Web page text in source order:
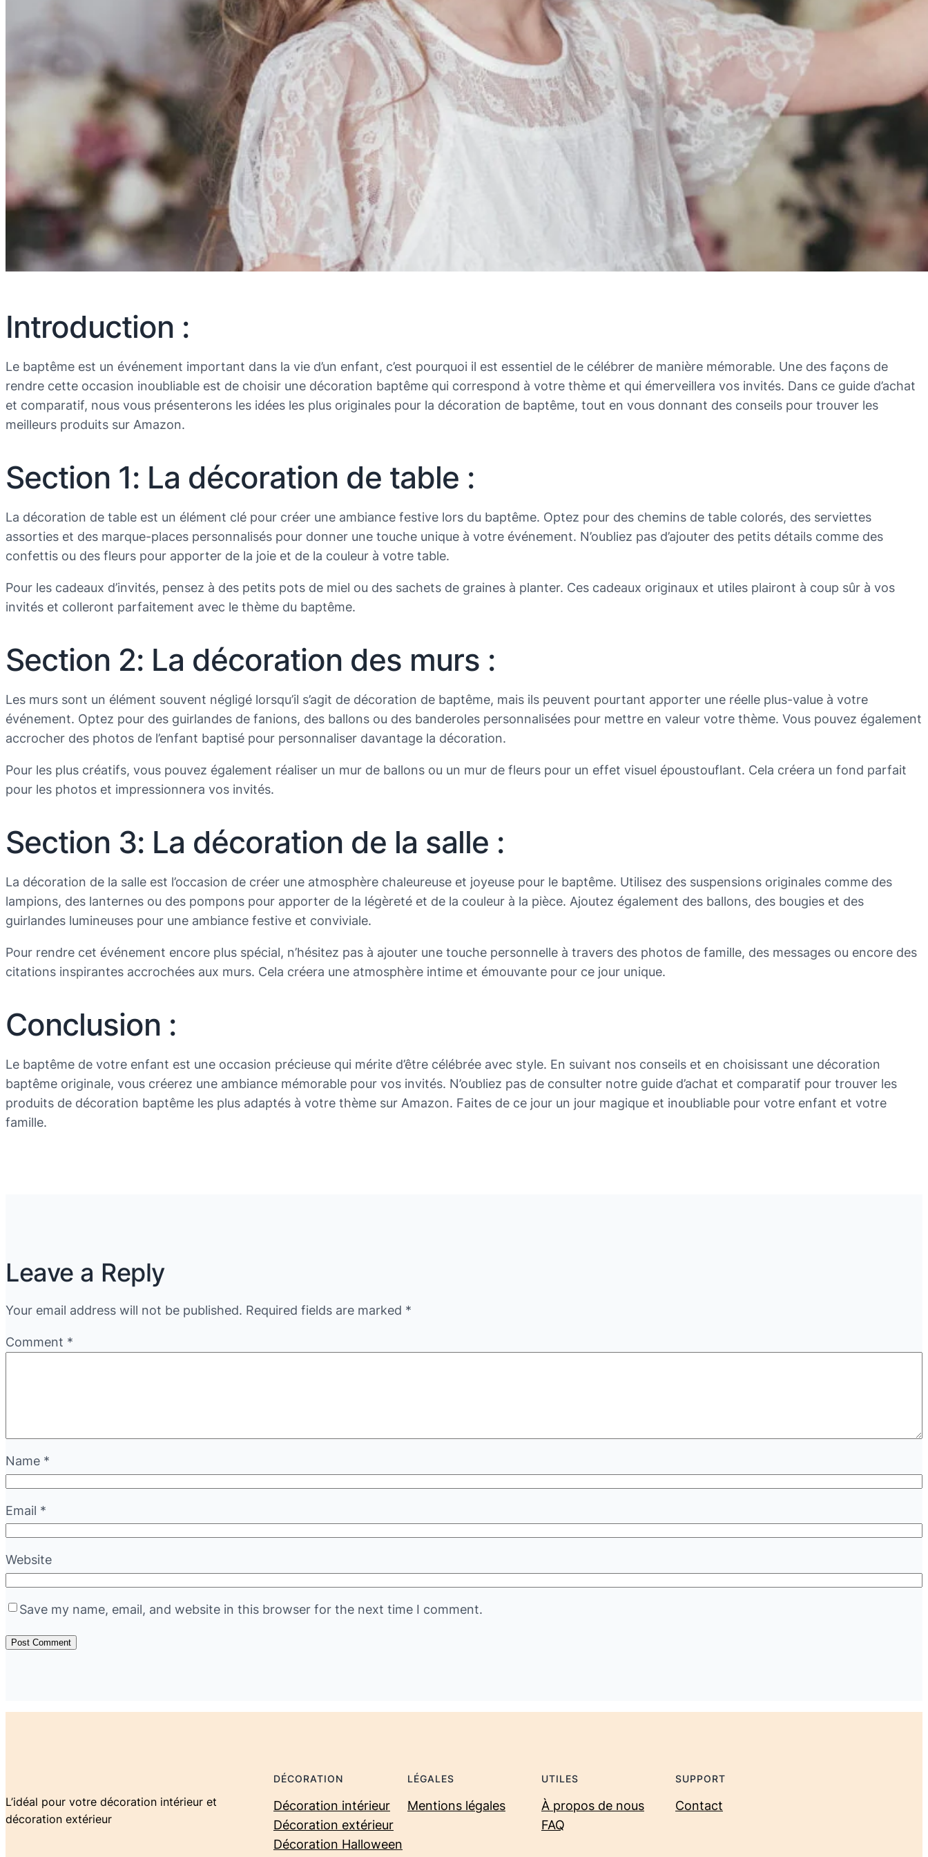
Introduction :
Le baptême est un événement important dans la vie d’un enfant, c’est pourquoi il est essentiel de le célébrer de manière mémorable. Une des façons de
rendre cette occasion inoubliable est de choisir une décoration baptême qui correspond à votre thème et qui émerveillera vos invités. Dans ce guide d’achat
et comparatif, nous vous présenterons les idées les plus originales pour la décoration de baptême, tout en vous donnant des conseils pour trouver les
meilleurs produits sur Amazon.
Section 1: La décoration de table :
La décoration de table est un élément clé pour créer une ambiance festive lors du baptême. Optez pour des chemins de table colorés, des serviettes
assorties et des marque-places personnalisés pour donner une touche unique à votre événement. N’oubliez pas d’ajouter des petits détails comme des
confettis ou des fleurs pour apporter de la joie et de la couleur à votre table.
Pour les cadeaux d’invités, pensez à des petits pots de miel ou des sachets de graines à planter. Ces cadeaux originaux et utiles plairont à coup sûr à vos
invités et colleront parfaitement avec le thème du baptême.
Section 2: La décoration des murs :
Les murs sont un élément souvent négligé lorsqu’il s’agit de décoration de baptême, mais ils peuvent pourtant apporter une réelle plus-value à votre
événement. Optez pour des guirlandes de fanions, des ballons ou des banderoles personnalisées pour mettre en valeur votre thème. Vous pouvez également
accrocher des photos de l’enfant baptisé pour personnaliser davantage la décoration.
Pour les plus créatifs, vous pouvez également réaliser un mur de ballons ou un mur de fleurs pour un effet visuel époustouflant. Cela créera un fond parfait
pour les photos et impressionnera vos invités.
Section 3: La décoration de la salle :
La décoration de la salle est l’occasion de créer une atmosphère chaleureuse et joyeuse pour le baptême. Utilisez des suspensions originales comme des
lampions, des lanternes ou des pompons pour apporter de la légèreté et de la couleur à la pièce. Ajoutez également des ballons, des bougies et des
guirlandes lumineuses pour une ambiance festive et conviviale.
Pour rendre cet événement encore plus spécial, n’hésitez pas à ajouter une touche personnelle à travers des photos de famille, des messages ou encore des
citations inspirantes accrochées aux murs. Cela créera une atmosphère intime et émouvante pour ce jour unique.
Conclusion :
Le baptême de votre enfant est une occasion précieuse qui mérite d’être célébrée avec style. En suivant nos conseils et en choisissant une décoration
baptême originale, vous créerez une ambiance mémorable pour vos invités. N’oubliez pas de consulter notre guide d’achat et comparatif pour trouver les
produits de décoration baptême les plus adaptés à votre thème sur Amazon. Faites de ce jour un jour magique et inoubliable pour votre enfant et votre
famille.
Leave a Reply
Your email address will not be published. Required fields are marked *
Comment *
Name *
Email *
Website
Save my name, email, and website in this browser for the next time I comment.
L’idéal pour votre décoration intérieur et
décoration extérieur
DÉCORATION
Décoration intérieur
Décoration extérieur
Décoration Halloween
LÉGALES
Mentions légales
UTILES
À propos de nous
FAQ
SUPPORT
Contact